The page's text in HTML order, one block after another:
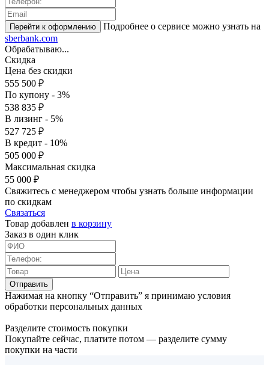
Подробнее о сервисе можно узнать на
sberbank.com
Обрабатываю...
Скидка
Цена без скидки
555 500 ₽
По купону - 3%
538 835 ₽
В лизинг - 5%
527 725 ₽
В кредит - 10%
505 000 ₽
Максимальная скидка
55 000 ₽
Свяжитесь с менеджером чтобы узнать больше информации
по скидкам
Связаться
Товар добавлен в корзину
Заказ в один клик
Отправить
Нажимая на кнопку “Отправить” я принимаю условия
обработки персональных данных
Разделите стоимость покупки
Покупайте сейчас, платите потом — разделите сумму
покупки на части